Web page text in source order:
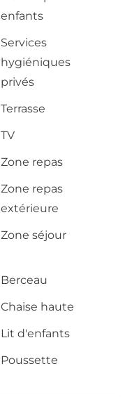
enfants
Services
hygiéniques
privés
Terrasse
TV
Zone repas
Zone repas
extérieure
Zone séjour
Berceau
Chaise haute
Lit d'enfants
Poussette